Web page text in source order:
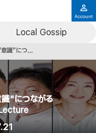
Local Gossip
Account
につながる
"につながる